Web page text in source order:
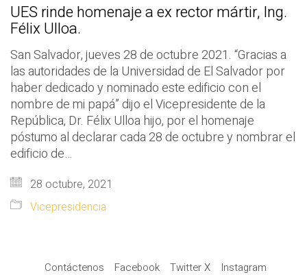
UES rinde homenaje a ex rector mártir, Ing.
Félix Ulloa.
San Salvador, jueves 28 de octubre 2021. “Gracias a
las autoridades de la Universidad de El Salvador por
haber dedicado y nominado este edificio con el
nombre de mi papá” dijo el Vicepresidente de la
República, Dr. Félix Ulloa hijo, por el homenaje
póstumo al declarar cada 28 de octubre y nombrar el
edificio de…
28 octubre, 2021
Vicepresidencia
Contáctenos Facebook Twitter X Instagram